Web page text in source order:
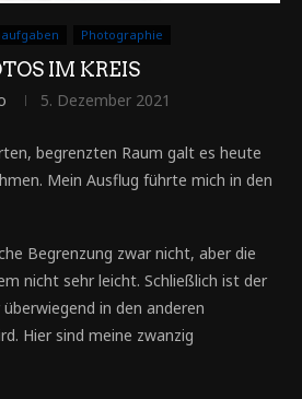
Photographie
IM KREIS
5. Dezember 2021
begrenzten Raum galt es heute
Mein Ausflug führte mich in den
Begrenzung zwar nicht, aber die
nicht sehr leicht. Schließlich ist der
in den anderen
Hier sind meine zwanzig